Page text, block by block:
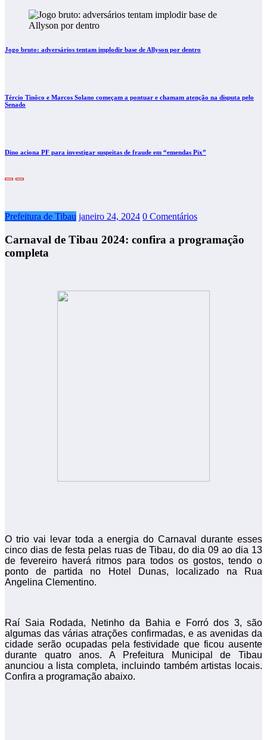
Jogo bruto: adversários tentam implodir base de Allyson por dentro
Tércio Tinôco e Marcos Solano começam a pontuar e chamam atenção na disputa pelo
Senado
Dino aciona PF para investigar suspeitas de fraude em “emendas Pix”
Prefeitura de Tibau janeiro 24, 2024 0 Comentários
Carnaval de Tibau 2024: confira a programação
completa
O trio vai levar toda a energia do Carnaval durante esses
cinco dias de festa pelas ruas de Tibau, do dia 09 ao dia 13
de fevereiro haverá ritmos para todos os gostos, tendo o
ponto de partida no Hotel Dunas, localizado na Rua
Angelina Clementino.
Raí Saia Rodada, Netinho da Bahia e Forró dos 3, são
algumas das várias atrações confirmadas, e as avenidas da
cidade serão ocupadas pela festividade que ficou ausente
durante quatro anos. A Prefeitura Municipal de Tibau
anunciou a lista completa, incluindo também artistas locais.
Confira a programação abaixo.